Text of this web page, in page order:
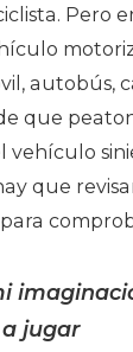
Pero
autobús,
que
vehículo
que
jugar